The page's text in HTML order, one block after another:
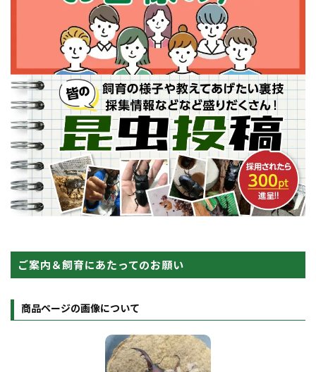
ご案内＆飼育にあたってのお願い
商品ページの画像について